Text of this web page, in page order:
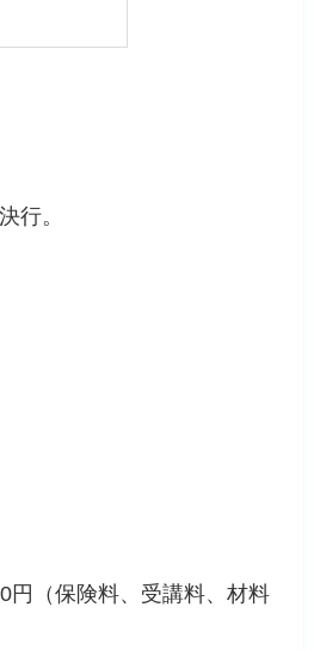
行。
（保険料、受講料、材料